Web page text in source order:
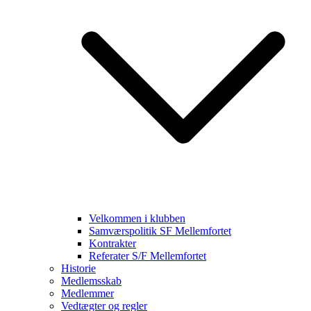
Velkommen i klubben
Samværspolitik SF Mellemfortet
Kontrakter
Referater S/F Mellemfortet
Historie
Medlemsskab
Medlemmer
Vedtægter og regler